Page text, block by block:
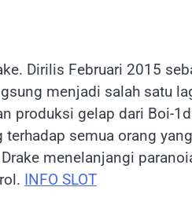
Dirilis Februari 2015
menjadi salah satu
produksi gelap dari Boi-
terhadap semua orang
menelanjangi
INFO SLOT